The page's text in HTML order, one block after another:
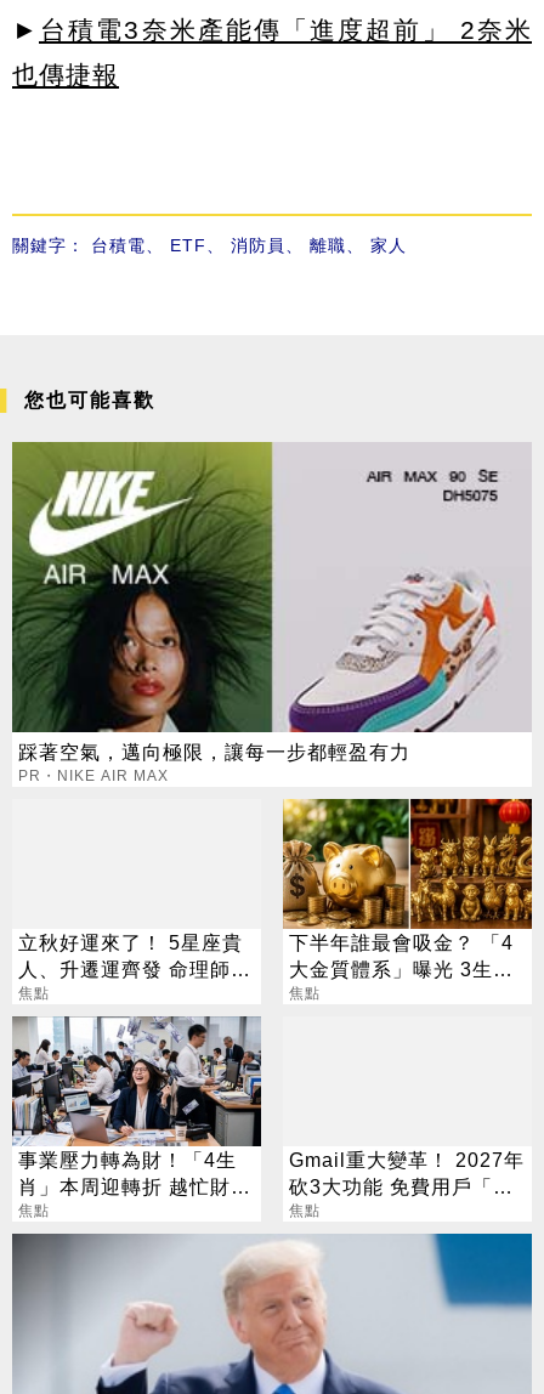
► 台積電3奈米產能傳「進度超前」 2奈米
也傳捷報
關鍵字： 台積電 ETF 消防員 離職 家人
您也可能喜歡
踩著空氣，邁向極限，讓每一步都輕盈有力
PR・NIKE AIR MAX
立秋好運來了！ 5星座貴
人、升遷運齊發 命理師：
把握黃金轉運期
焦點
下半年誰最會吸金？ 「4
大金質體系」曝光 3生肖
偏財旺到「錢自己找上
焦點
事業壓力轉為財！「4生
肖」本周迎轉折 越忙財運
越旺
焦點
Gmail重大變革！ 2027年
砍3大功能 免費用戶「這
好康」不能用了
焦點